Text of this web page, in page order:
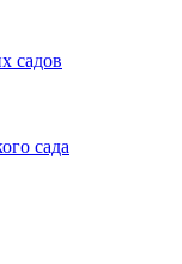
садов
сада